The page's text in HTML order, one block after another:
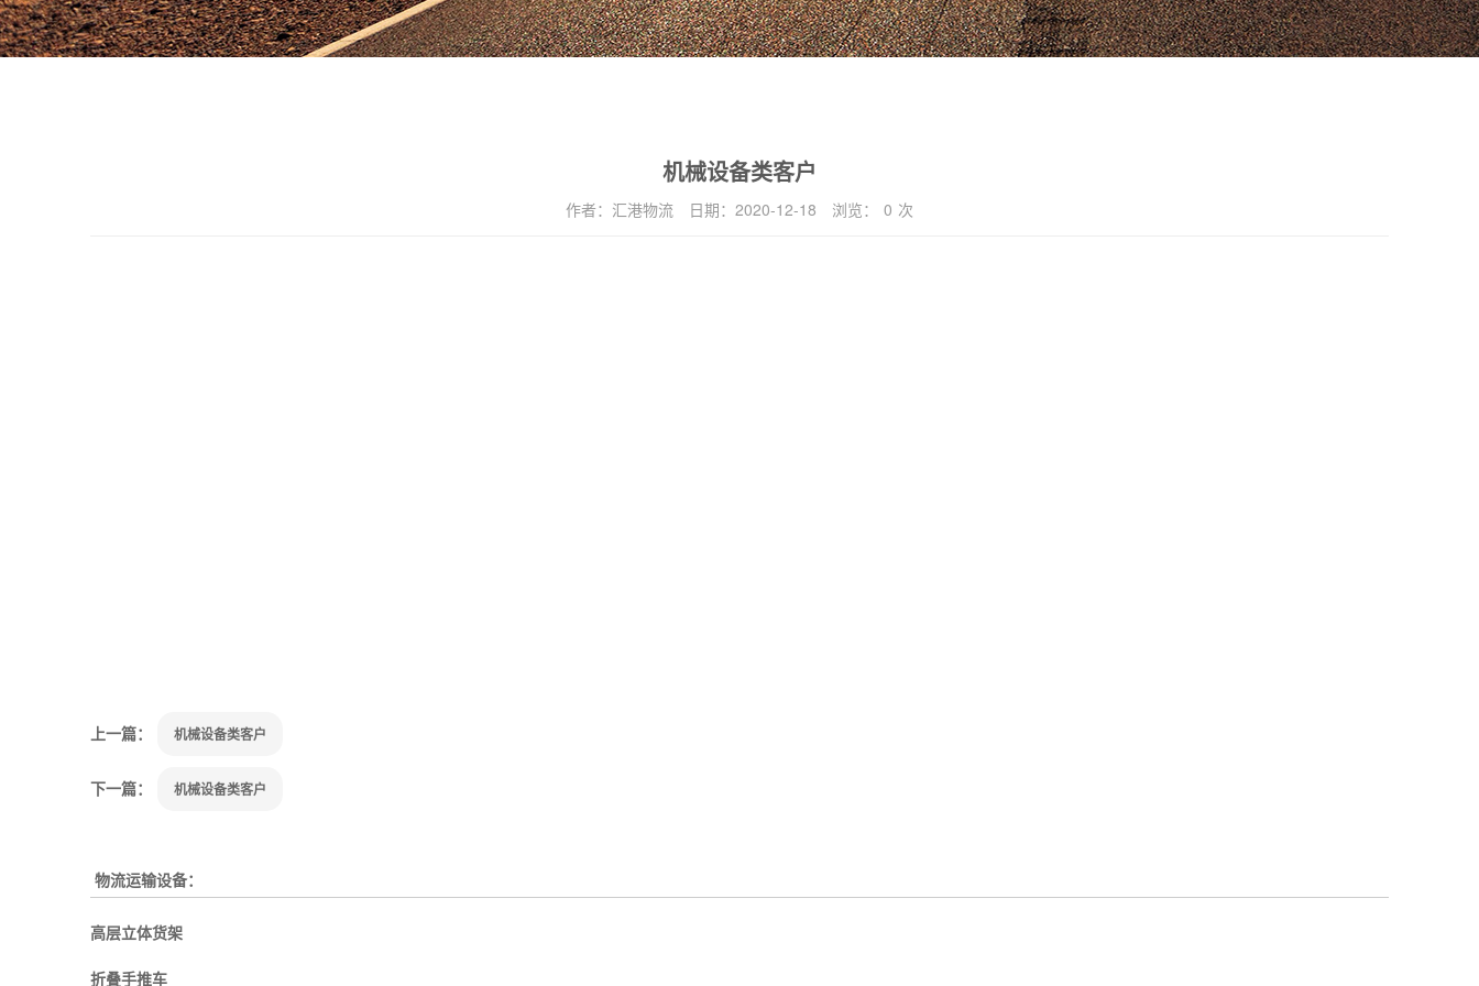
机械设备类客户
作者： 汇港物流 日期： 2020-12-18 浏览： 0 次
上一篇： 机械设备类客户
下一篇： 机械设备类客户
物流运输设备：
高层立体货架
折叠手推车